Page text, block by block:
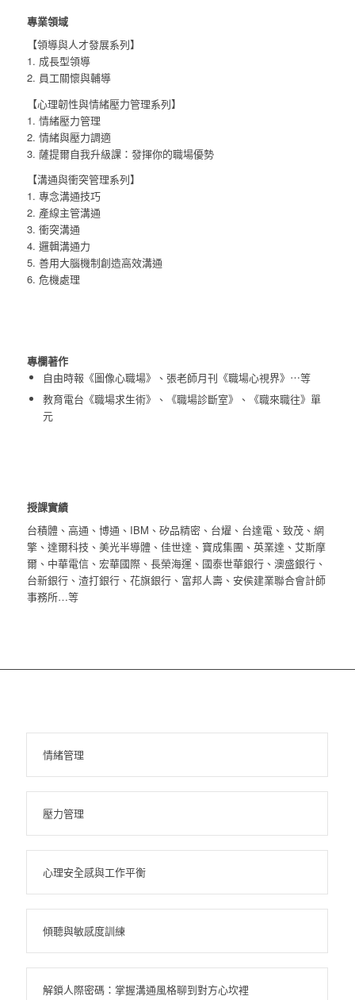
專業領域
【領導與人才發展系列】
1. 成長型領導
2. 員工關懷與輔導
【心理韌性與情緒壓力管理系列】
1. 情緒壓力管理
2. 情緒與壓力調適
3. 薩提爾自我升級課：發揮你的職場優勢
【溝通與衝突管理系列】
1. 專念溝通技巧
2. 產線主管溝通
3. 衝突溝通
4. 邏輯溝通力
5. 善用大腦機制創造高效溝通
6. 危機處理
專欄著作
自由時報《圖像心職場》、張老師月刊《職場心視界》⋯等
教育電台《職場求生術》、《職場診斷室》、《職來職往》單
元
授課實績
台積體、高通、博通、IBM、矽品精密、台燿、台達電、致茂、網
擎、達爾科技、美光半導體、佳世達、寶成集團、英業達、艾斯摩
爾、中華電信、宏華國際、長榮海運、國泰世華銀行、澳盛銀行、
台新銀行、渣打銀行、花旗銀行、富邦人壽、安侯建業聯合會計師
事務所…等
情緒管理
壓力管理
心理安全感與工作平衡
傾聽與敏感度訓練
解鎖人際密碼：掌握溝通風格聊到對方心坎裡